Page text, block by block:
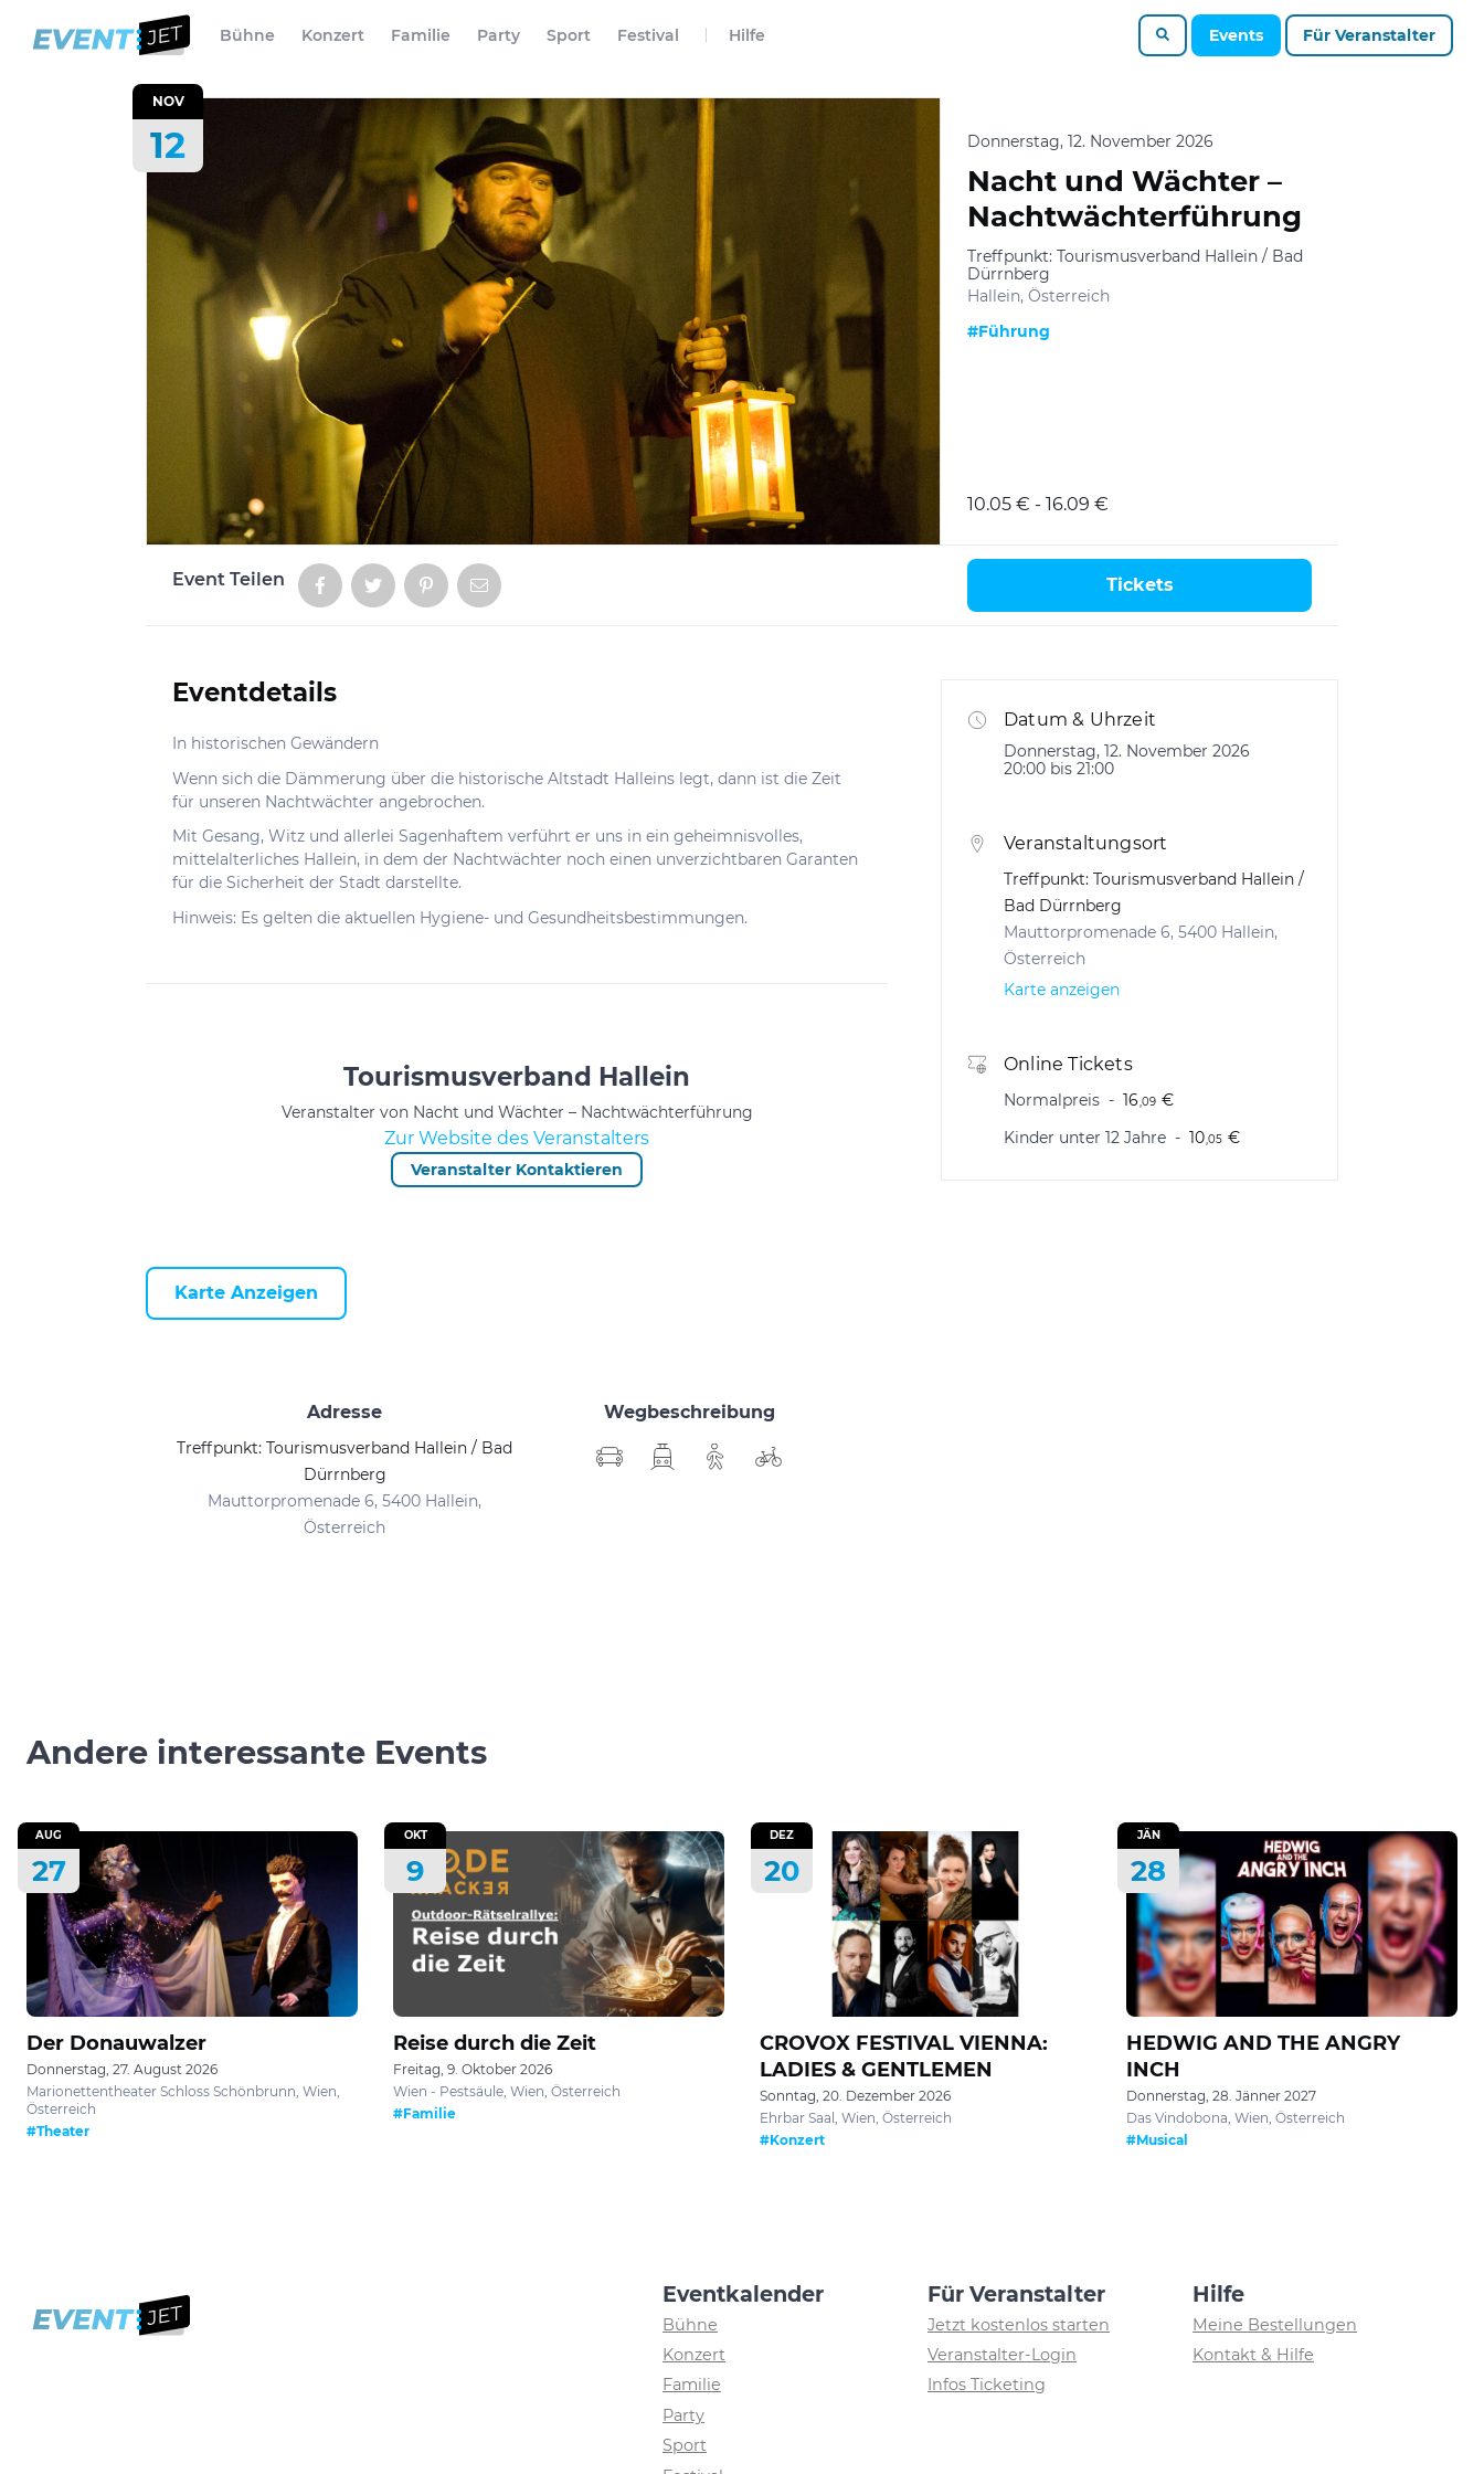
Bühne Konzert Familie Party Sport Festival Hilfe Events Für Veranstalter
NOV
12 Donnerstag, 12. November 2026
Nacht und Wächter –
Nachtwächterführung
Treffpunkt: Tourismusverband Hallein / Bad
Dürrnberg
Hallein, Österreich
#Führung
10.05 € - 16.09 €
Event Teilen Tickets
Informationen
Eventdetails
In historischen Gewändern
Wenn sich die Dämmerung über die historische Altstadt Halleins legt, dann ist die Zeit
für unseren Nachtwächter angebrochen.
Mit Gesang, Witz und allerlei Sagenhaftem verführt er uns in ein geheimnisvolles,
mittelalterliches Hallein, in dem der Nachtwächter noch einen unverzichtbaren Garanten
für die Sicherheit der Stadt darstellte.
Hinweis: Es gelten die aktuellen Hygiene- und Gesundheitsbestimmungen.
Tourismusverband Hallein
Veranstalter von Nacht und Wächter – Nachtwächterführung
Zur Website des Veranstalters
Veranstalter Kontaktieren
Karte Anzeigen
Adresse
Treffpunkt: Tourismusverband Hallein / Bad
Dürrnberg
Mauttorpromenade 6, 5400 Hallein,
Österreich
Wegbeschreibung
Datum & Uhrzeit
Donnerstag, 12. November 2026
20:00 bis 21:00
Veranstaltungsort
Treffpunkt: Tourismusverband Hallein /
Bad Dürrnberg
Mauttorpromenade 6, 5400 Hallein,
Österreich
Karte anzeigen
Online Tickets
Normalpreis 16,09 €
Kinder unter 12 Jahre
10,05 €
Andere interessante Events
AUG
27
Der Donauwalzer
Donnerstag, 27. August 2026
Marionettentheater Schloss Schönbrunn, Wien,
Österreich
#Theater
OKT
9
Reise durch die Zeit
Freitag, 9. Oktober 2026
Wien - Pestsäule, Wien, Österreich
#Familie
DEZ
20
CROVOX FESTIVAL VIENNA:
LADIES & GENTLEMEN
Sonntag, 20. Dezember 2026
Ehrbar Saal, Wien, Österreich
#Konzert
JÄN
28
HEDWIG AND THE ANGRY
INCH
Donnerstag, 28. Jänner 2027
Das Vindobona, Wien, Österreich
#Musical
Eventkalender
Bühne
Konzert
Familie
Party
Sport
Für Veranstalter
Jetzt kostenlos starten
Veranstalter-Login
Infos Ticketing
Hilfe
Meine Bestellungen
Kontakt & Hilfe